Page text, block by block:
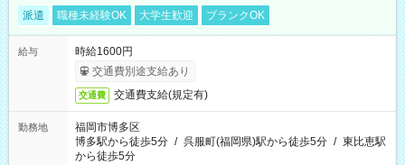
派遣 職種未経験OK 大学生歓迎 ブランクOK
給与
時給1600円
交通費別途支給あり
交通費 交通費支給(規定有)
勤務地
福岡市博多区
博多駅から徒歩5分 / 呉服町(福岡県)駅から徒歩5分 / 東比恵駅
から徒歩5分